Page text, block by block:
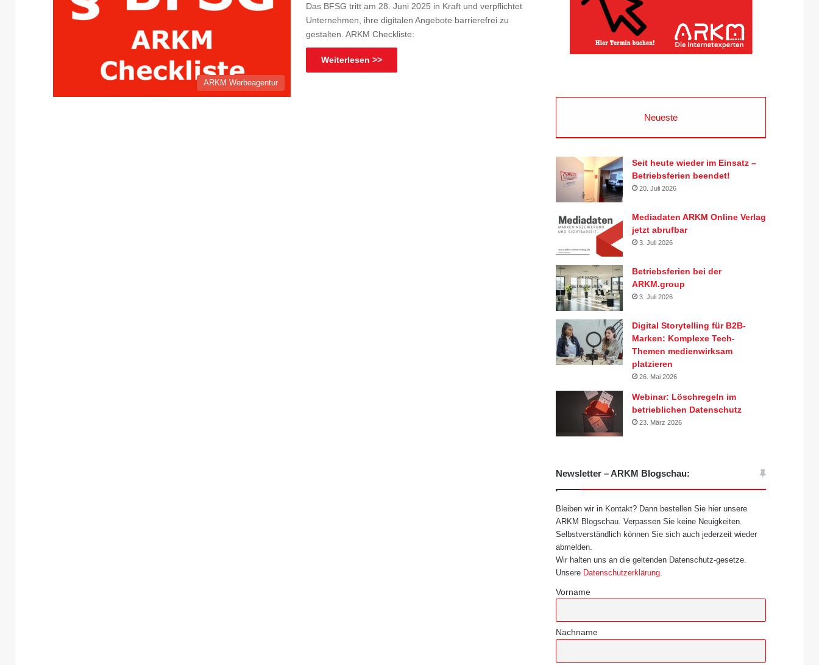
ARKM Werbeagentur
Das BFSG tritt am 28. Juni 2025 in Kraft und verpflichtet
Unternehmen, ihre digitalen Angebote barrierefrei zu
gestalten. ARKM Checkliste:
Weiterlesen >>
Neueste
Seit heute wieder im Einsatz –
Betriebsferien beendet!
20. Juli 2026
Mediadaten ARKM Online Verlag
jetzt abrufbar
3. Juli 2026
Betriebsferien bei der
ARKM.group
3. Juli 2026
Digital Storytelling für B2B-
Marken: Komplexe Tech-
Themen medienwirksam
platzieren
26. Mai 2026
Webinar: Löschregeln im
betrieblichen Datenschutz
23. März 2026
Newsletter – ARKM Blogschau:
Bleiben wir in Kontakt? Dann bestellen Sie hier unsere
ARKM Blogschau. Verpassen Sie keine Neuigkeiten.
Selbstverständlich können Sie sich auch jederzeit wieder
abmelden.
Wir halten uns an die geltenden Datenschutz-gesetze.
Unsere Datenschutzerklärung
Vorname
Nachname